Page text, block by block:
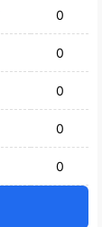
0
0
0
0
0